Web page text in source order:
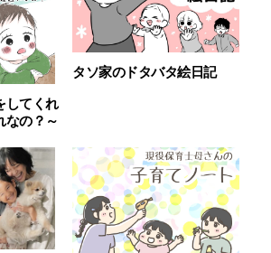
してくれ
なの？～
タソ家のドタバタ絵日記